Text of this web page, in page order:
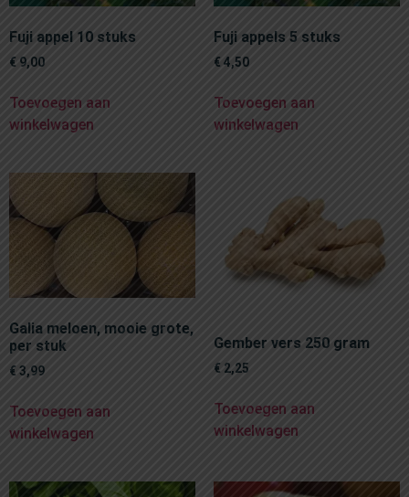
Fuji appel 10 stuks
€ 9,00
Toevoegen aan
winkelwagen
Fuji appels 5 stuks
€4,50
Toevoegen aan
winkelwagen
Galia meloen, mooie grote,
per stuk
€ 3,99
Toevoegen aan
winkelwagen
Gember vers 250 gram
€ 2,25
Toevoegen aan
winkelwagen